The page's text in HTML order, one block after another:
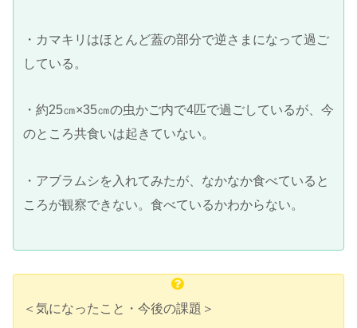
・カマキリはほとんど蓋の部分で逆さまになって過ご
している。
・約25㎝×35㎝の虫かご内で4匹で過ごしているが、今
のところ共食いは起きていない。
・アブラムシを入れてみたが、なかなか食べていると
ころが観察できない。食べているかわからない。
＜気になったこと・今後の課題＞